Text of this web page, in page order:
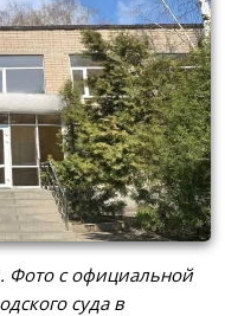
Фото с официальной
суда в